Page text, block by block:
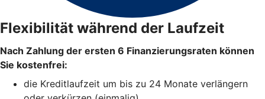
Flexibilität während der Laufzeit
Nach Zahlung der ersten 6 Finanzierungsraten können
Sie kostenfrei:
die Kreditlaufzeit um bis zu 24 Monate verlängern